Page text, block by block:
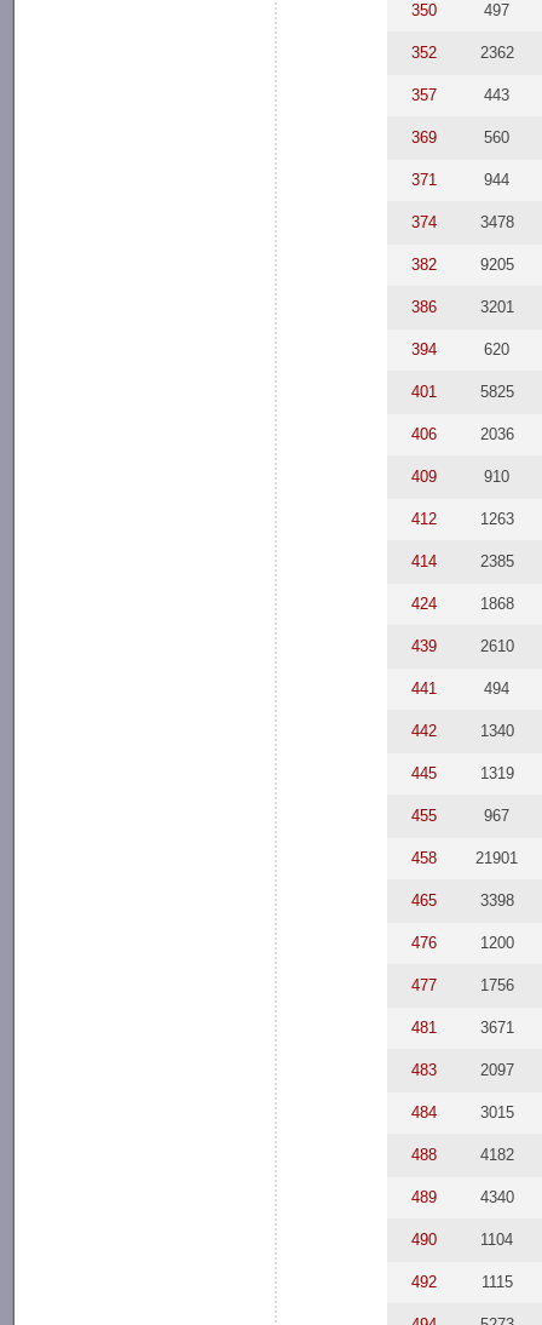
350 497
352 2362
357 443
369 560
371 944
374 3478
382 9205
386 3201
394 620
401 5825
406 2036
409 910
412 1263
414 2385
424 1868
439 2610
441 494
442 1340
445 1319
455 967
458 21901
465 3398
476 1200
477 1756
481 3671
483 2097
484 3015
488 4182
489 4340
490 1104
492 1115